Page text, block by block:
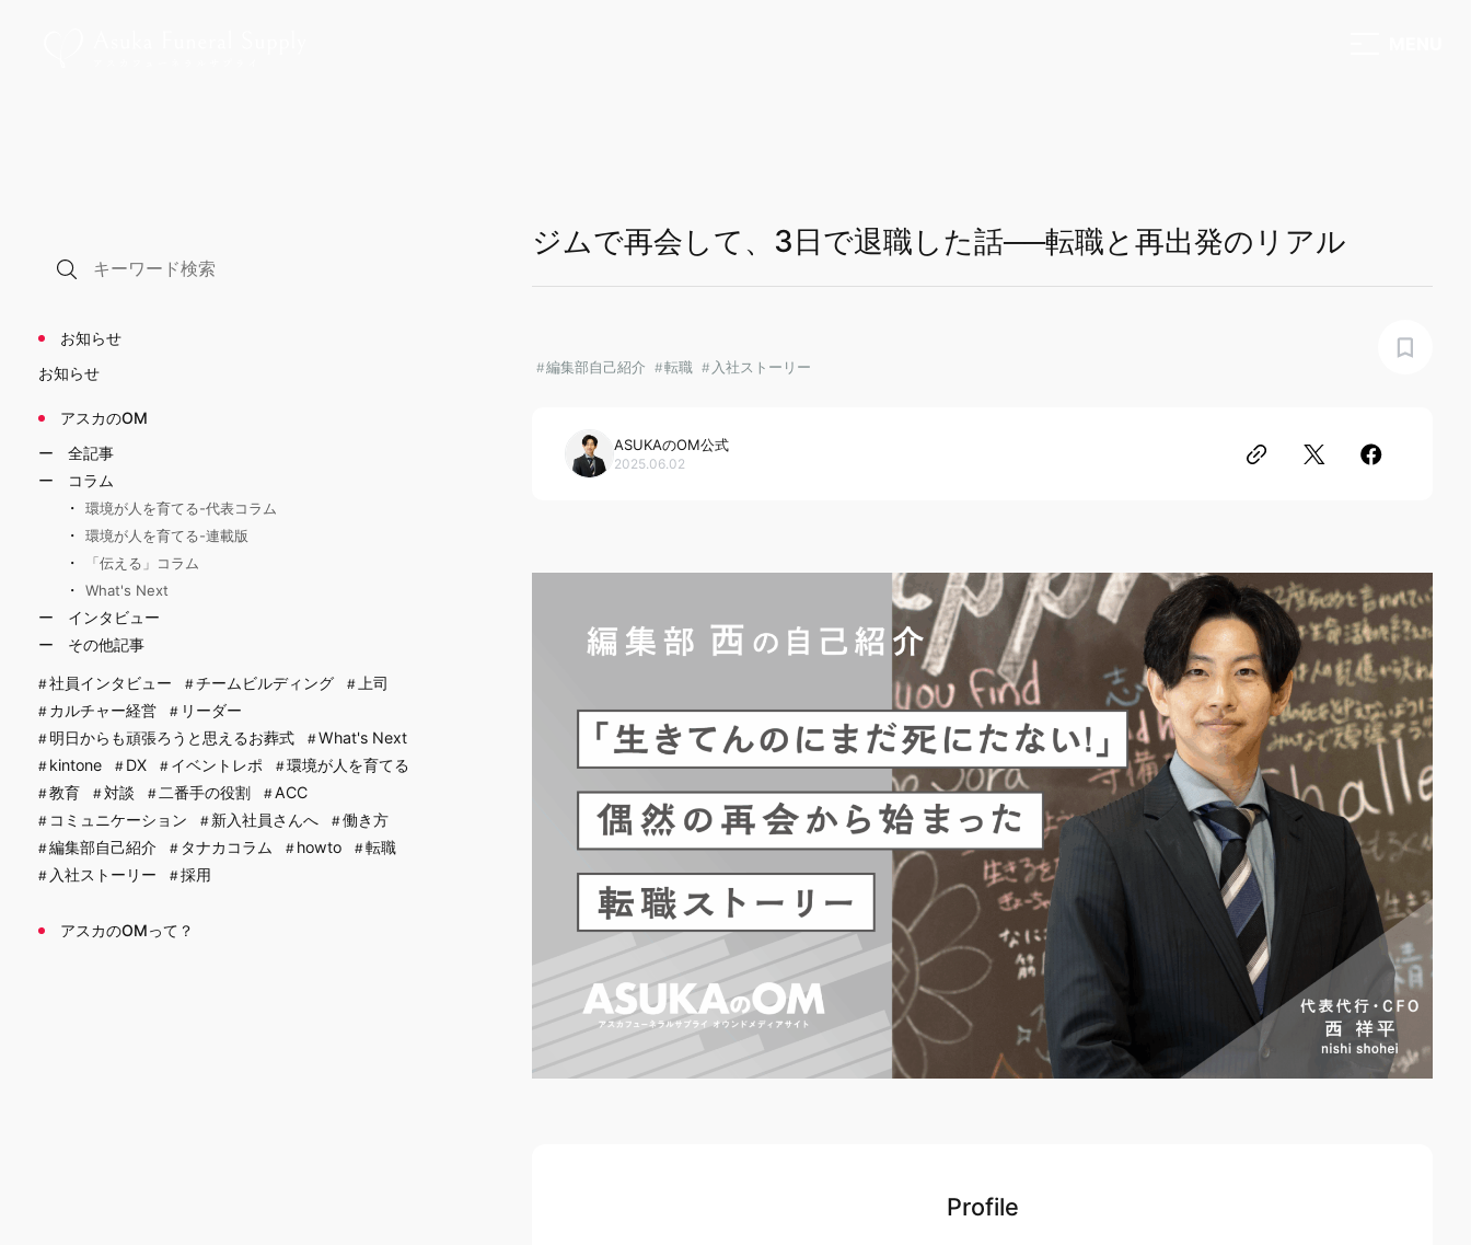
ジムで再会して、3日で退職した話──転職と再出発のリアル
編集部自己紹介 転職 入社ストーリー
ASUKAのOM公式
2025.06.02
Profile
お知らせ
お知らせ
アスカのOM
全記事
コラム
環境が人を育てる-代表コラム
環境が人を育てる-連載版
「伝える」コラム
What's Next
インタビュー
その他記事
社員インタビュー チームビルディング
上司
カルチャー経営
リーダー
明日からも頑張ろうと思えるお葬式
What's Next
kintone
DX イベントレポ
環境が人を育てる
教育
対談 二番手の役割
ACC
コミュニケーション
新入社員さんへ
働き方
編集部自己紹介
タナカコラム howto
転職
入社ストーリー
採用
アスカのOMって？